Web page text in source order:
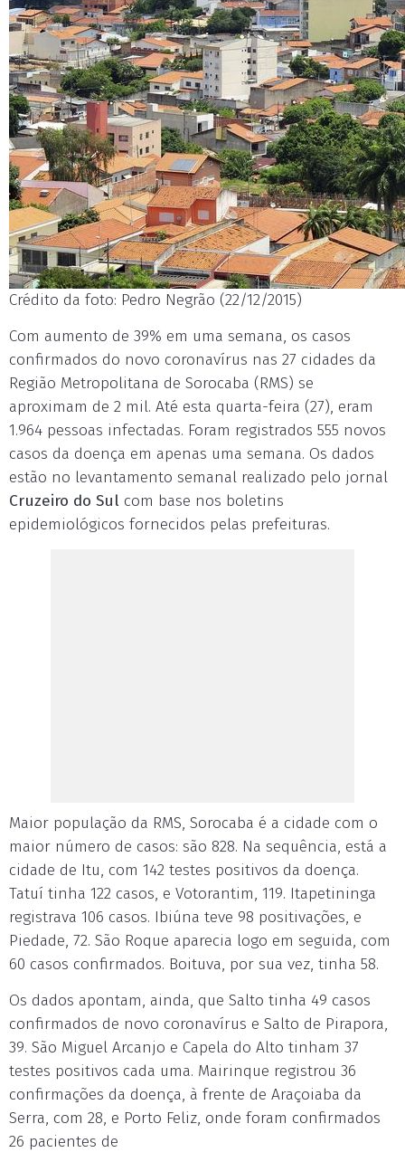
Crédito da foto: Pedro Negrão (22/12/2015)
Com aumento de 39% em uma semana, os casos
confirmados do novo coronavírus nas 27 cidades da
Região Metropolitana de Sorocaba (RMS) se
aproximam de 2 mil. Até esta quarta-feira (27), eram
1.964 pessoas infectadas. Foram registrados 555 novos
casos da doença em apenas uma semana. Os dados
estão no levantamento semanal realizado pelo jornal
Cruzeiro do Sul com base nos boletins
epidemiológicos fornecidos pelas prefeituras.
Maior população da RMS, Sorocaba é a cidade com o
maior número de casos: são 828. Na sequência, está a
cidade de Itu, com 142 testes positivos da doença.
Tatuí tinha 122 casos, e Votorantim, 119. Itapetininga
registrava 106 casos. Ibiúna teve 98 positivações, e
Piedade, 72. São Roque aparecia logo em seguida, com
60 casos confirmados. Boituva, por sua vez, tinha 58.
Os dados apontam, ainda, que Salto tinha 49 casos
confirmados de novo coronavírus e Salto de Pirapora,
39. São Miguel Arcanjo e Capela do Alto tinham 37
testes positivos cada uma. Mairinque registrou 36
confirmações da doença, à frente de Araçoiaba da
Serra, com 28, e Porto Feliz, onde foram confirmados
26 pacientes de